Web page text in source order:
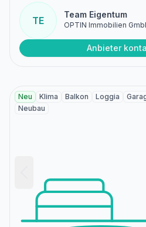
TE
Team Eigentum
OPTIN Immobilien
Anbieter
Neu Klima Balkon Loggia
Neubau